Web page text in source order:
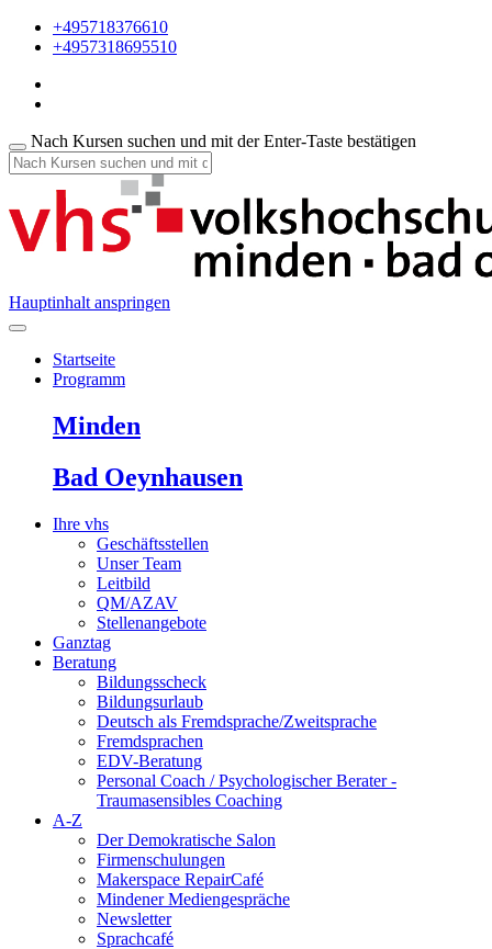
+495718376610
+4957318695510
Nach Kursen suchen und mit der Enter-Taste bestätigen
Hauptinhalt anspringen
Startseite
Programm
Minden
Bad Oeynhausen
Ihre vhs
Geschäftsstellen
Unser Team
Leitbild
QM/AZAV
Stellenangebote
Ganztag
Beratung
Bildungsscheck
Bildungsurlaub
Deutsch als Fremdsprache/Zweitsprache
Fremdsprachen
EDV-Beratung
Personal Coach / Psychologischer Berater -
Traumasensibles Coaching
A-Z
Der Demokratische Salon
Firmenschulungen
Makerspace RepairCafé
Mindener Mediengespräche
Newsletter
Sprachcafé